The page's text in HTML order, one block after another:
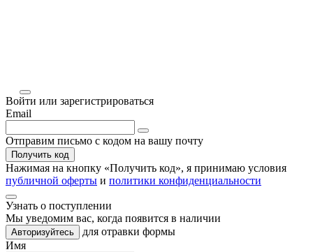
Войти или зарегистрироваться
Email
Отправим письмо с кодом на вашу почту
Получить код
Нажимая на кнопку «Получить код», я принимаю условия
публичной оферты и политики конфиденциальности
Узнать о поступлении
Мы уведомим вас, когда появится в наличии
Авторизуйтесь
для отравки формы
Имя